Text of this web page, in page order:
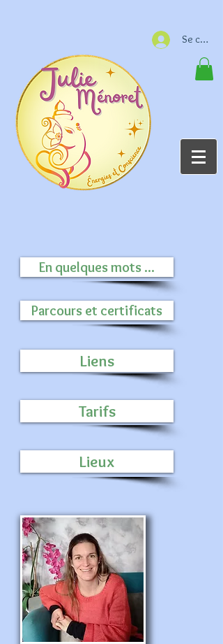
Se
En quelques mots ...
Parcours et certificats
Liens
Tarifs
Lieux